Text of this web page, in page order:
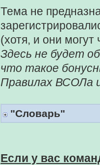
Тема не
(хотя, и они могут
Здесь не будет
что такое
Правилах ВСОЛа
"Словарь"
Если у вас